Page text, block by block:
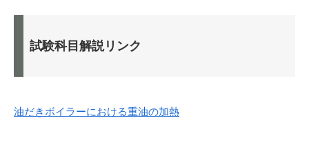
試験科目解説リンク
油だきボイラーにおける重油の加熱